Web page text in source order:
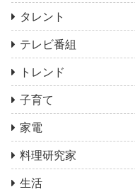
タレント
テレビ番組
トレンド
子育て
家電
料理研究家
生活